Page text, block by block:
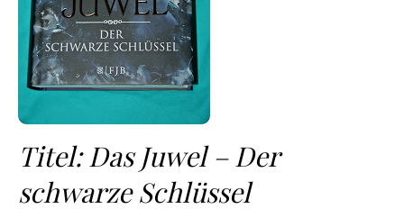
Titel: Das Juwel – Der
schwarze Schlüssel